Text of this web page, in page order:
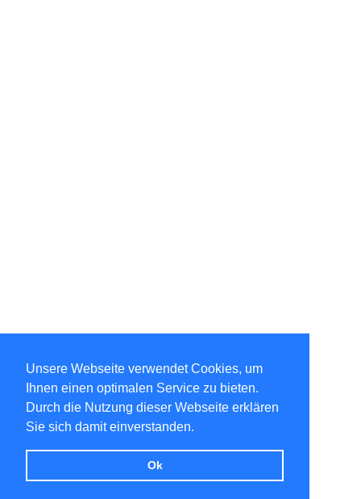
Unsere Webseite verwendet Cookies, um
Ihnen einen optimalen Service zu bieten.
Durch die Nutzung dieser Webseite erklären
Sie sich damit einverstanden.
Ok